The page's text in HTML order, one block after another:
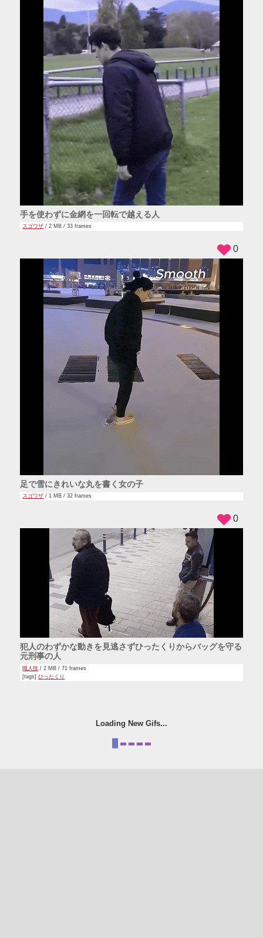
手を使わずに金網を一回転で越える人
スゴワザ / 2 MB / 33 frames
足で雪にきれいな丸を書く女の子
スゴワザ / 1 MB / 32 frames
0
犯人のわずかな動きを見逃さずひったくりからバッグを守る
元刑事の人
職人技 / 2 MB / 71 frames
[tags]ひったくり
0
Loading New Gifs...